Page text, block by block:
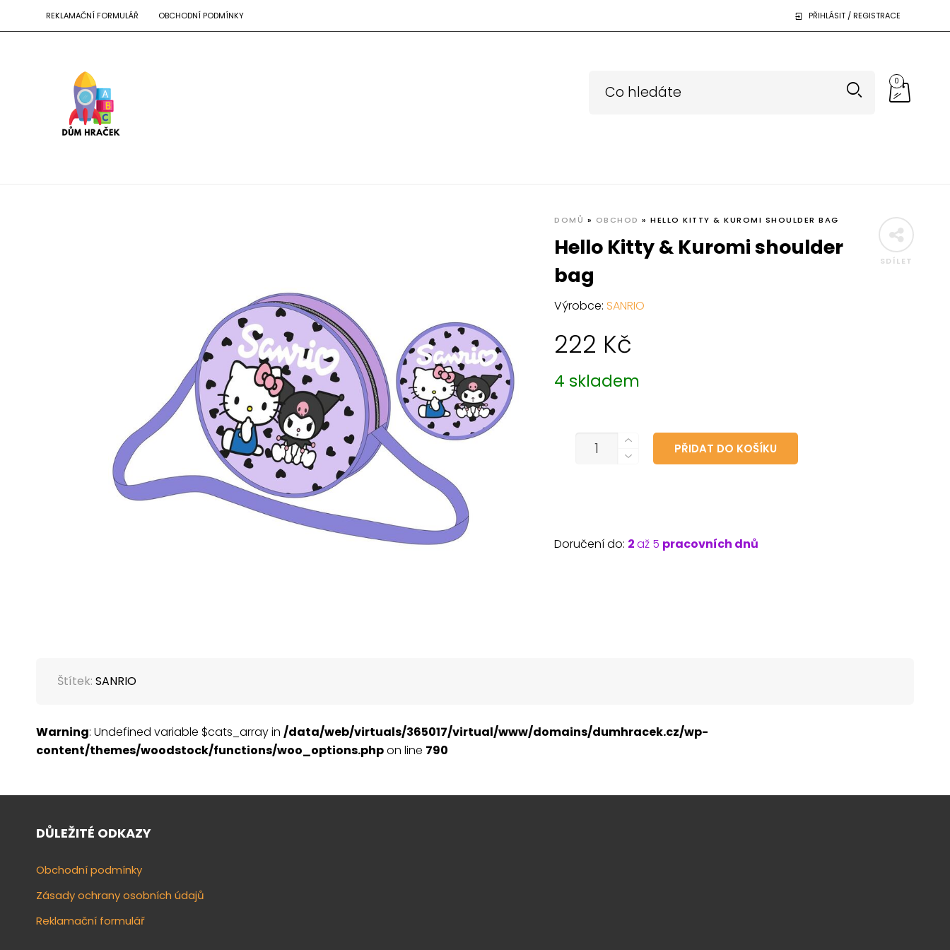
REKLAMAČNÍ FORMULÁŘ OBCHODNÍ PODMÍNKY PŘIHLÁSIT / REGISTRACE
0
SDÍLET
DOMŮ » OBCHOD »HELLO KITTY & KUROMI SHOULDER BAG
Hello Kitty & Kuromi shoulder
bag
Výrobce: SANRIO
222 Kč
4 skladem
MNOŽSTVÍ
PŘIDAT DO KOŠÍKU
Doručení do: 2až 5 pracovních dnů
Štítek: SANRIO
Warning: Undefined variable $cats_array in /data/web/virtuals/365017/virtual/www/domains/dumhracek.cz/wp-
content/themes/woodstock/functions/woo_options.phpon line 790
DŮLEŽITÉ ODKAZY
Obchodní podmínky
Zásady ochrany osobních údajů
Reklamační formulář